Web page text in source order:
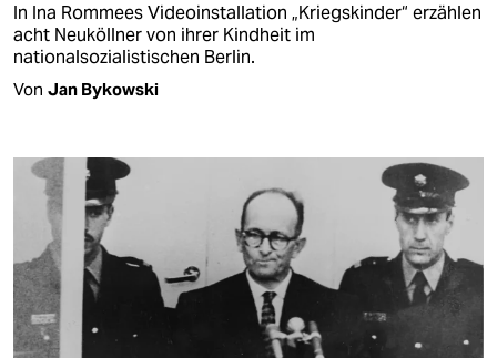
In Ina Rommees Videoinstallation „Kriegskinder“ erzählen
acht Neuköllner von ihrer Kindheit im
nationalsozialistischen Berlin.
Von Jan Bykowski